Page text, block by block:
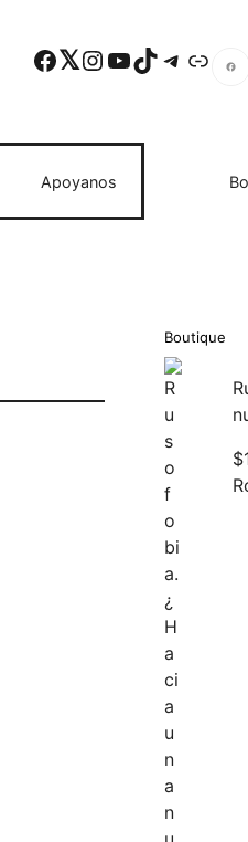
Facebook Twitter Instagram YouTube TikTok Telegram Enlace
Apoyanos
Boutique
$